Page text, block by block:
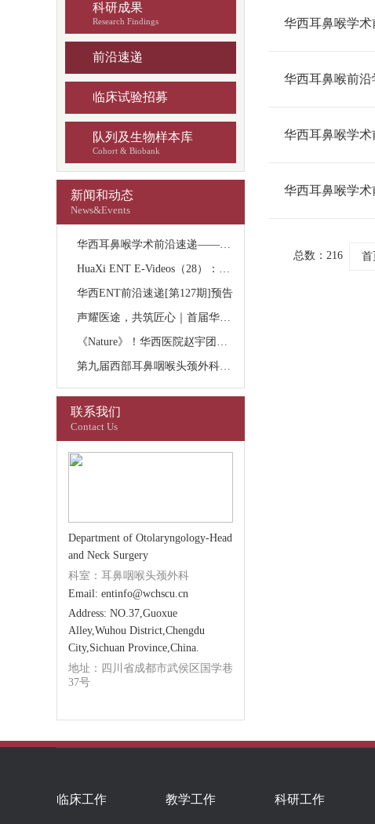
科研成果
Research Findings
前沿速递
临床试验招募
队列及生物样本库
Cohort & Biobank
新闻和动态
News&Events
华西耳鼻喉学术前沿速递——文献精读（第108期）
HuaXi ENT E-Videos（28）：一例喉鳞状细胞癌
华西ENT前沿速递[第127期]预告
声耀医途，共筑匠心｜首届华西青年医师赋能营与儿童嗓音训练学习班圆满落幕
《Nature》！华西医院赵宇团队与复旦大学附属眼耳鼻喉科医院合作研究OTOF 耳聋基因治疗实现重大进展
第九届西部耳鼻咽喉头颈外科学术论坛暨《第二届数据分析培训班》顺利结课
联系我们
Contact Us
Department of Otolaryngology-Head
and Neck Surgery
科室：耳鼻咽喉头颈外科
Email: entinfo@wchscu.cn
Address: NO.37,Guoxue
Alley,Wuhou District,Chengdu
City,Sichuan Province,China.
地址：四川省成都市武侯区国学巷
37号
华西耳鼻喉学
华西耳鼻喉前
华西耳鼻喉学
华西耳鼻喉学
总数： 216 首
临床工作 教学工作 科研工作